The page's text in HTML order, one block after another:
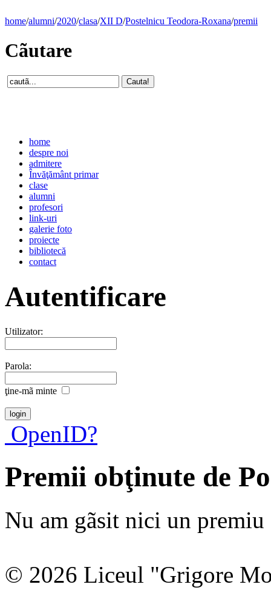
home/alumni/2020/clasa/XII D/Postelnicu Teodora-Roxana/premii
Cãutare
home
despre noi
admitere
Învăţământ primar
clase
alumni
profesori
link-uri
galerie foto
proiecte
bibliotecă
contact
Autentificare
Utilizator:
Parola:
ţine-mã minte
OpenID?
Premii obţinute de
Nu am gãsit nici un premiu
© 2026 Liceul "Grigore